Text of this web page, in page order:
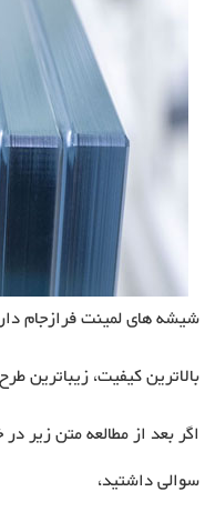
شیشه های لمینت فرازجام
بالاترین کیفیت،
اگر بعد از مطالعه متن
سوالی داشتید،